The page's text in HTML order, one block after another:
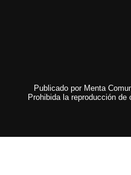
Publicado por Menta
Prohibida la reproducción